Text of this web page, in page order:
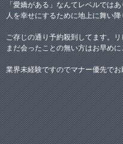
「愛嬌がある」なんてレベルでは
人を幸せにするために地上に舞い
ご存じの通り予約殺到してます。
まだ会ったことの無い方はお早め
業界未経験ですのでマナー優先で